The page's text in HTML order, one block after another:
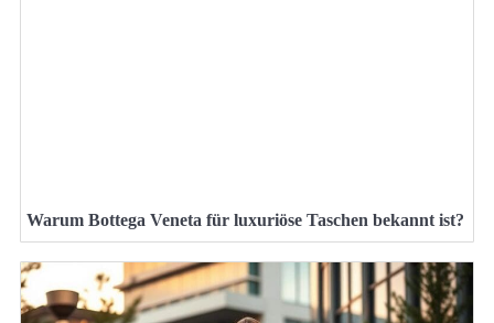
Warum Bottega Veneta für luxuriöse Taschen bekannt ist?